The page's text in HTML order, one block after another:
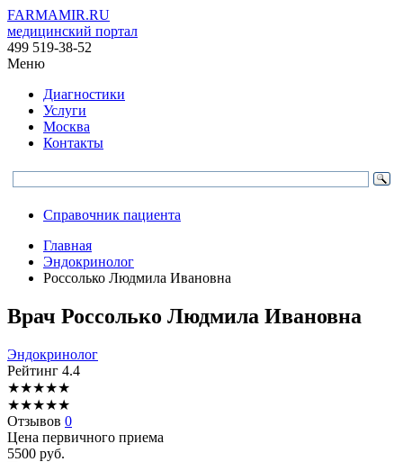
FARMAMIR.RU
медицинский портал
499 519-38-52
Меню
Диагностики
Услуги
Москва
Контакты
Справочник пациента
Главная
Эндокринолог
Россолько Людмила Ивановна
Врач Россолько Людмила Ивановна
Эндокринолог
Рейтинг 4.4
★★★★★
★★★★★
Отзывов 0
Цена первичного приема
5500 руб.